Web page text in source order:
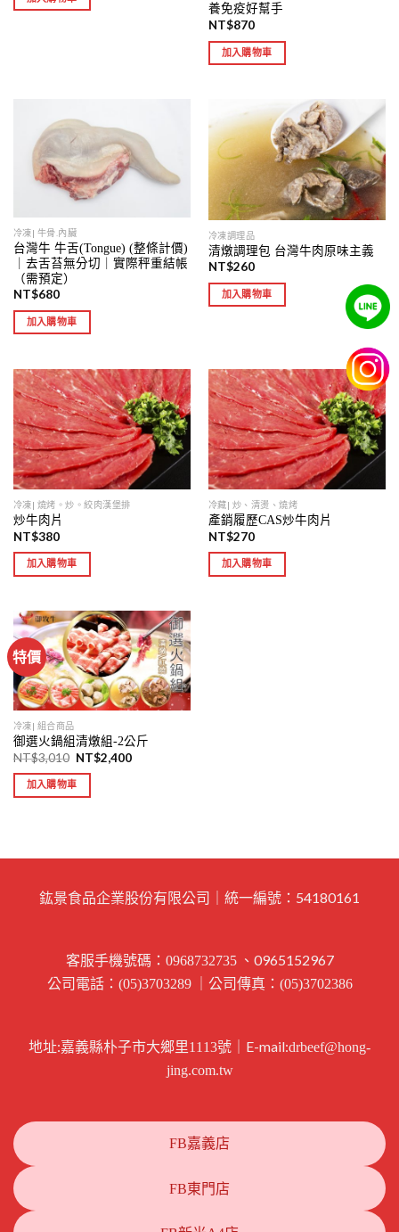
養免疫好幫手
NT$870
加入購物車
冷凍| 牛骨.內臟
台灣牛 牛舌(Tongue) (整條計價)
｜去舌苔無分切｜實際秤重結帳
（需預定）
NT$680
加入購物車
冷凍調理品
清燉調理包 台灣牛肉原味主義
NT$260
加入購物車
冷凍| 燒烤。炒。絞肉漢堡排
炒牛肉片
NT$380
加入購物車
冷藏| 炒、清燙、燒烤
產銷履歷CAS炒牛肉片
NT$270
加入購物車
特價
冷凍| 組合商品
御選火鍋組清燉組-2公斤
NT$3,010 NT$2,400
加入購物車
鈜景食品企業股份有限公司｜統一編號：54180161
客服手機號碼： 0968732735、0965152967
公司電話： (05)3703289｜公司傳真： (05)3702386
地址:嘉義縣朴子市大鄉里1113號 ｜E-mail:drbeef@hong-
jing.com.tw
FB嘉義店
FB東門店